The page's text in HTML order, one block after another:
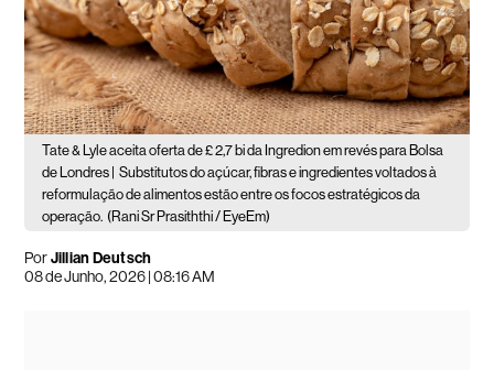
Tate & Lyle aceita oferta de £ 2,7 bi da Ingredion em revés para Bolsa
de Londres |
Substitutos do açúcar, fibras e ingredientes voltados à
reformulação de alimentos estão entre os focos estratégicos da
operação. (Rani Sr Prasiththi / EyeEm)
PorJillian Deutsch
08 de Junho, 2026 | 08:16 AM